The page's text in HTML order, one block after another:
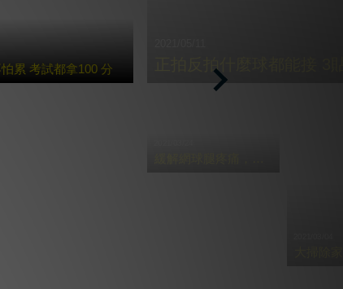
累 考試都拿100 分 正拍反拍什麼球都能接 3